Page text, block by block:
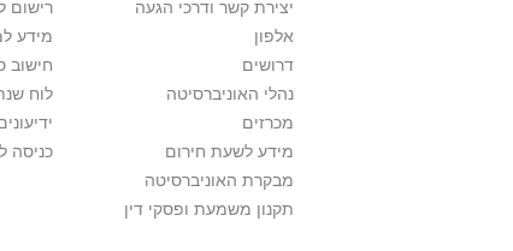
יצירת קשר ודרכי הגעה
אלפון
דרושים
נהלי האוניברסיטה
מכרזים
מידע לשעת חירום
מבקרת האוניברסיטה
תקנון משמעת ופסקי דין
רישום
מידע
חישוב
לוח
כניסה